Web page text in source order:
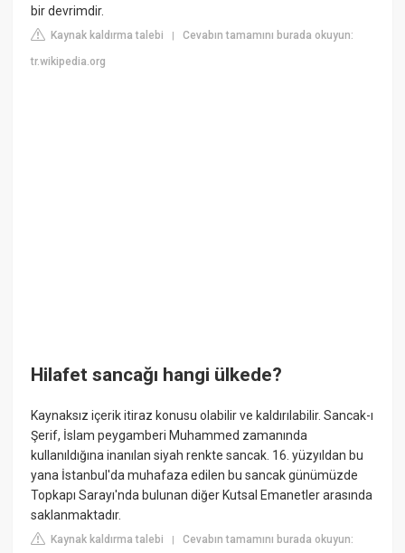
bir devrimdir.
Kaynak kaldırma talebi |Cevabın tamamını burada okuyun:
tr.wikipedia.org
Hilafet sancağı hangi ülkede?
Kaynaksız içerik itiraz konusu olabilir ve kaldırılabilir. Sancak-ı
Şerif, İslam peygamberi Muhammed zamanında
kullanıldığına inanılan siyah renkte sancak. 16. yüzyıldan bu
yana İstanbul'da muhafaza edilen bu sancak günümüzde
Topkapı Sarayı'nda bulunan diğer Kutsal Emanetler arasında
saklanmaktadır.
Kaynak kaldırma talebi |Cevabın tamamını burada okuyun: